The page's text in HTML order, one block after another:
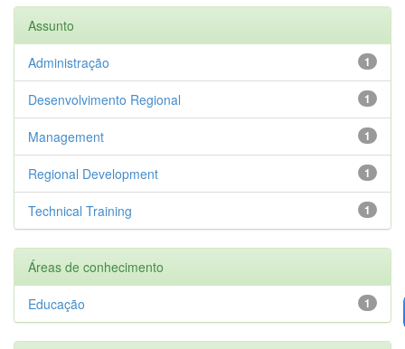
Assunto
1
Administração
1
Desenvolvimento Regional
1
Management
1
Regional Development
1
Technical Training
Áreas de conhecimento
1
Educação